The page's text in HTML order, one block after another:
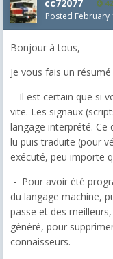
cc72077
Posted February
Bonjour à tous,
Je vous fais un
- Il est certain que si
vite. Les signaux
langage interprété. Ce
lu puis traduite (pour
exécuté, peu importe
- Pour avoir été
du langage machine,
passe et des
généré, pour
connaisseurs.